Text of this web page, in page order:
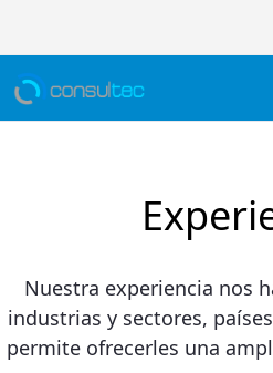
Nuestra experiencia nos
industrias y sectores,
permite ofrecerles una